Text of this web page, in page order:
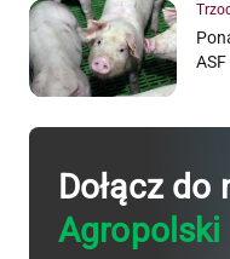
ASF
Dołącz do
Agropolski